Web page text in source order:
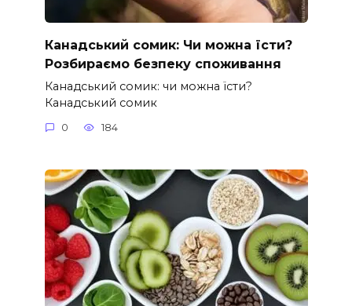
Канадський сомик: Чи можна їсти?
Розбираємо безпеку споживання
Канадський сомик: чи можна їсти?
Канадський сомик
0 184